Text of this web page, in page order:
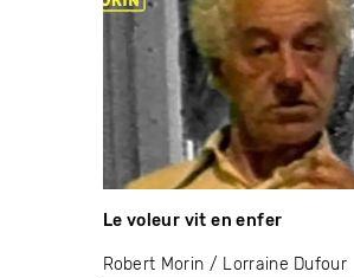
Le voleur vit en enfer
Robert Morin Lorraine Dufour